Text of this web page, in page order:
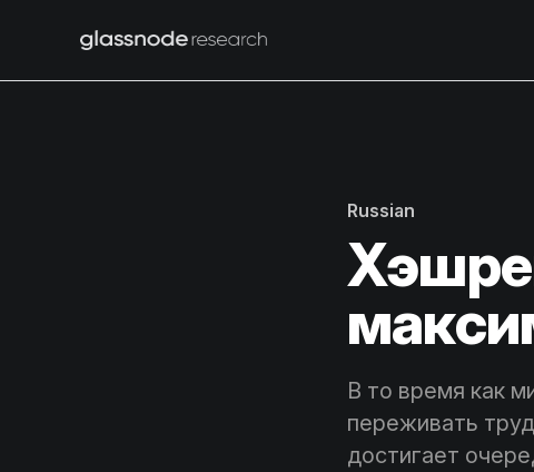
Russian
В то время как
переживать
достигает